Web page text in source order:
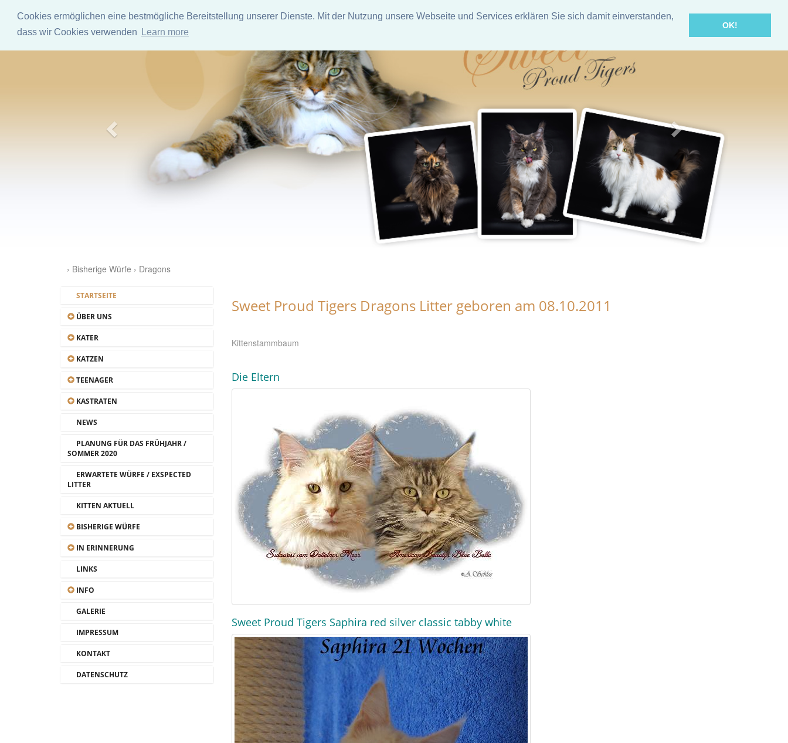
Cookies ermöglichen eine bestmögliche Bereitstellung unserer Dienste. Mit der Nutzung unsere Webseite und Services erklären Sie sich damit einverstanden,
dass wir Cookies verwenden
Learn more
OK!
› Bisherige Würfe › Dragons
STARTSEITE
ÜBER UNS
KATER
KATZEN
TEENAGER
KASTRATEN
NEWS
PLANUNG FÜR DAS FRÜHJAHR /
SOMMER 2020
ERWARTETE WÜRFE / EXSPECTED
LITTER
KITTEN AKTUELL
BISHERIGE WÜRFE
IN ERINNERUNG
LINKS
INFO
GALERIE
IMPRESSUM
KONTAKT
DATENSCHUTZ
Sweet Proud Tigers Dragons Litter geboren am 08.10.2011
Kittenstammbaum
Die Eltern
Sweet Proud Tigers Saphira red silver classic tabby white